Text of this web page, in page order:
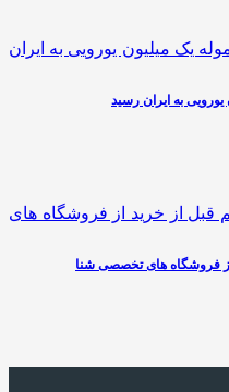
به ایران رسید
از فروشگاه های تخصصی شنا